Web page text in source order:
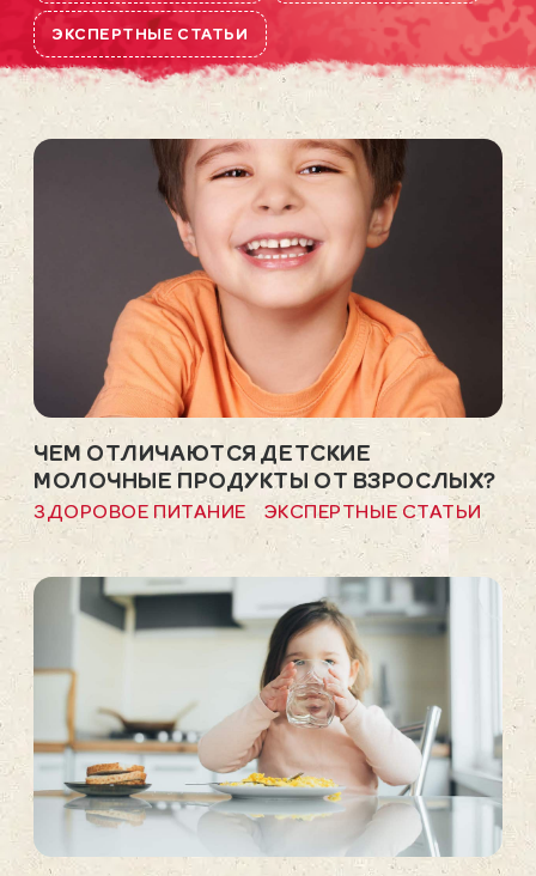
ЭКСПЕРТНЫЕ СТАТЬИ
ЧЕМ ОТЛИЧАЮТСЯ ДЕТСКИЕ
МОЛОЧНЫЕ ПРОДУКТЫ ОТ ВЗРОСЛЫХ?
ЗДОРОВОЕ ПИТАНИЕ ЭКСПЕРТНЫЕ СТАТЬИ